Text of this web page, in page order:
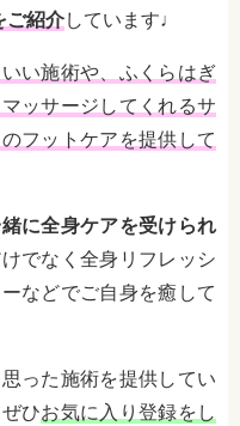
ご紹介しています♩
い施術や、ふくらはぎ
ッサージしてくれるサ
フットケアを提供して
に全身ケアを受けられ
でなく全身リフレッシ
などでご自身を癒して
った施術を提供してい
ひお気に入り登録をし